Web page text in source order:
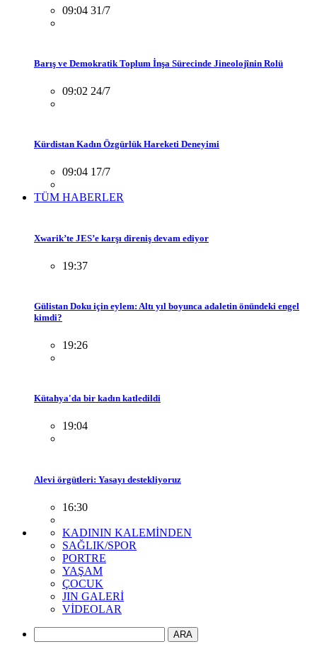
09:04 31/7
Barış ve Demokratik Toplum İnşa Sürecinde Jineolojînin Rolü
09:02 24/7
Kürdistan Kadın Özgürlük Hareketi Deneyimi
09:04 17/7
TÜM HABERLER
Xwarik’te JES’e karşı direniş devam ediyor
19:37
Gülistan Doku için eylem: Altı yıl boyunca adaletin önündeki engel
kimdi?
19:26
Kütahya'da bir kadın katledildi
19:04
Alevi örgütleri: Yasayı destekliyoruz
16:30
KADININ KALEMİNDEN
SAĞLIK/SPOR
PORTRE
YAŞAM
ÇOCUK
JIN GALERİ
VİDEOLAR
ARA